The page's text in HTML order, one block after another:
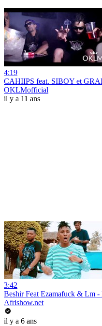
4:19
CAHIIPS feat. SIBOY et
OKLMofficial
il y a 11 ans
3:42
Beshir Feat Ezamafuck & Lm
Afrishow.net
il y a 6 ans